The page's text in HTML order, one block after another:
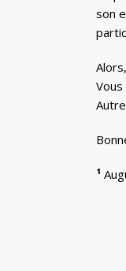
son
¹